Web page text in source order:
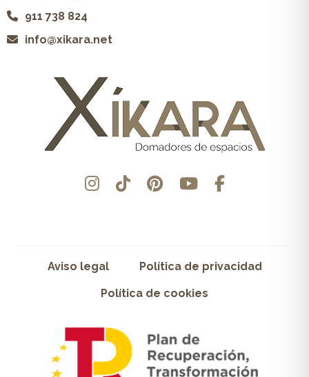
911 738 824
info@xikara.net
Aviso legal Política de privacidad
Política de cookies